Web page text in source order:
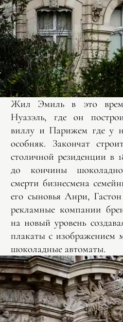
Жил Эмиль в это
Нуазэль, где он
виллу и Парижем где у
особняк. Закончат
столичной резиденции в
до кончины
смерти бизнесмена
его сыновья Анри,
рекламные компании
на новый уровень
плакаты с изображением
шоколадные автоматы.